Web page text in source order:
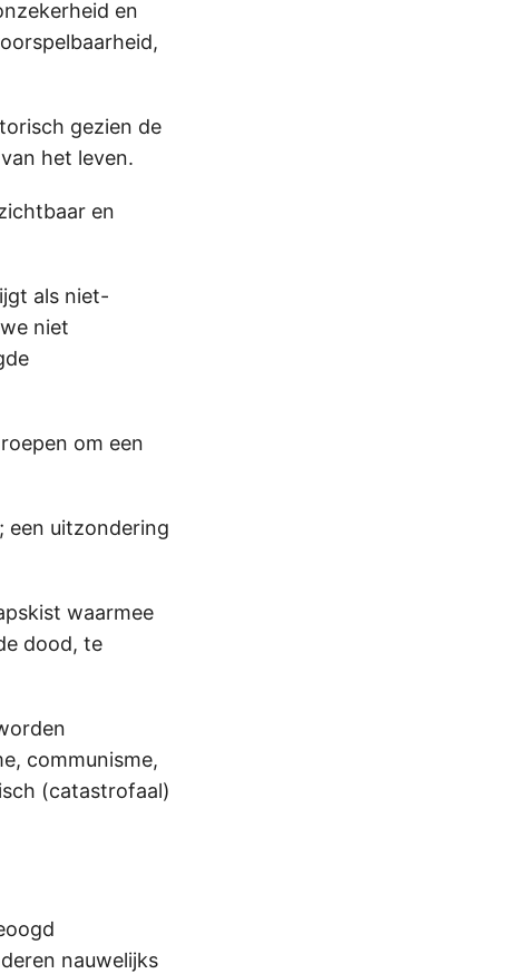
en
gezien de
het leven.
en
als niet-
niet
om een
een uitzondering
waarmee
dood, te
communisme,
(catastrofaal)
nauwelijks